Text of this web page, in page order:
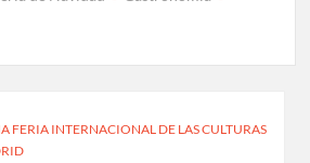
FERIA INTERNACIONAL DE LAS CULTURAS